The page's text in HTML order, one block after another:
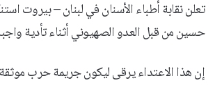
تعلن نقابة أطباء الأسنان في لبنان – بيروت
حسين من قبل العدو الصهيوني أثناء تأدية
إن هذا الاعتداء يرقى ليكون جريمة حرب